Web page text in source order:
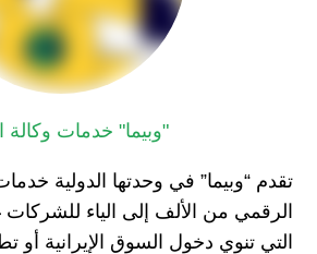
"وبیما" خدمات وكالة
تقدم “وبیما” في وحدتها الدولية
الرقمي من الألف إلى الياء للشركات
التي تنوي دخول السوق الإيرانية أو